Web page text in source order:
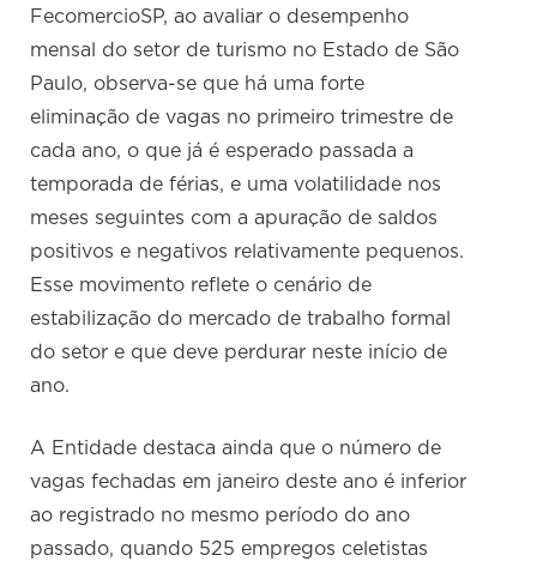
FecomercioSP, ao avaliar o desempenho
mensal do setor de turismo no Estado de São
Paulo, observa-se que há uma forte
eliminação de vagas no primeiro trimestre de
cada ano, o que já é esperado passada a
temporada de férias, e uma volatilidade nos
meses seguintes com a apuração de saldos
positivos e negativos relativamente pequenos.
Esse movimento reflete o cenário de
estabilização do mercado de trabalho formal
do setor e que deve perdurar neste início de
ano.
A Entidade destaca ainda que o número de
vagas fechadas em janeiro deste ano é inferior
ao registrado no mesmo período do ano
passado, quando 525 empregos celetistas